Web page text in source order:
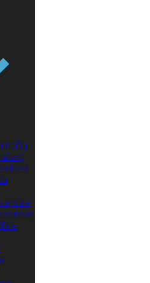
(čaj,
zdravé,